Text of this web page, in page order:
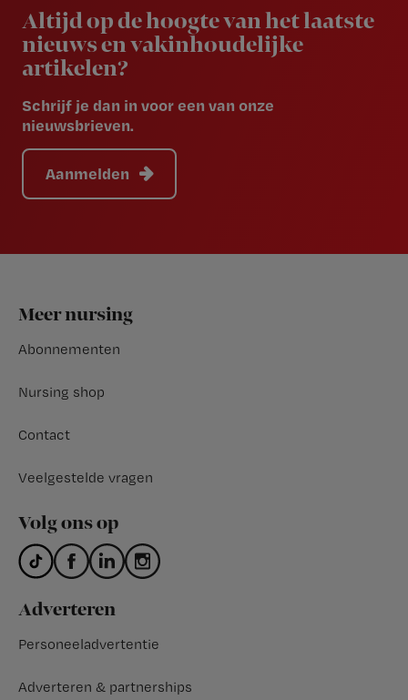
Altijd op de hoogte van het laatste
nieuws en vakinhoudelijke
artikelen?
Schrijf je dan in voor een van onze
nieuwsbrieven.
Aanmelden
Footer
Meer nursing
Abonnementen
Nursing shop
Contact
Veelgestelde vragen
Volg ons op
Adverteren
Personeeladvertentie
Adverteren & partnerships